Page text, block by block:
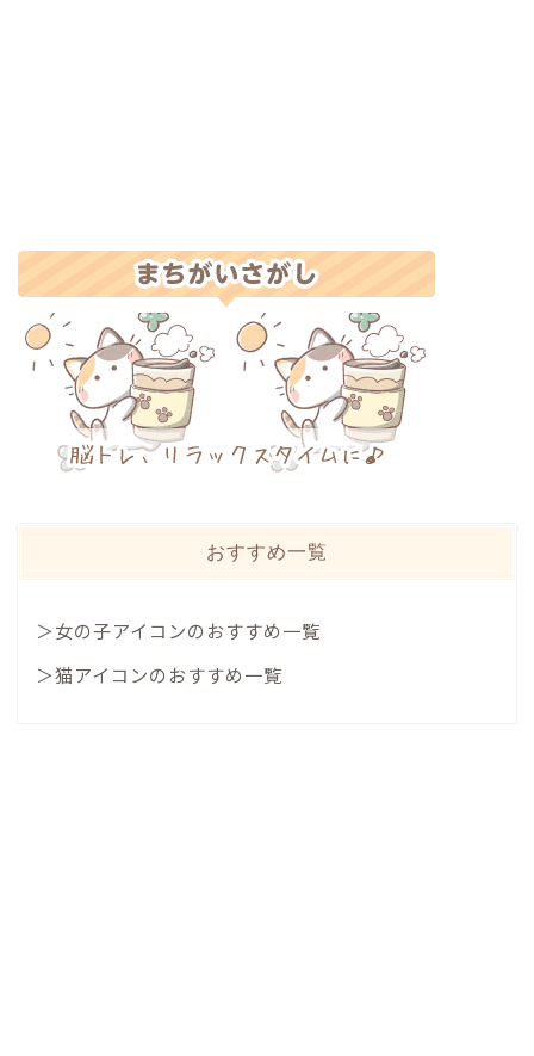
おすすめ一覧
＞女の子アイコンのおすすめ一覧
＞猫アイコンのおすすめ一覧